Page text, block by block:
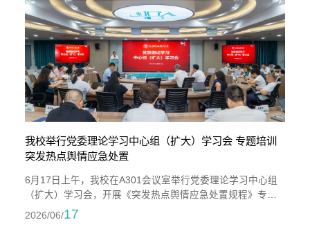
暴、案例分析等方式，对大国关系的现实意义进行系统分
析。他梳理了新中国外交发展...
我校举行党委理论学习中心组（扩大）学习会 专题培训
突发热点舆情应急处置
6月17日上午，我校在A301会议室举行党委理论学习中心组
（扩大）学习会，开展《突发热点舆情应急处置规程》专题
学习培训。学校党委书记傅志雄主持会议。会议邀请到福建
2026/06/17